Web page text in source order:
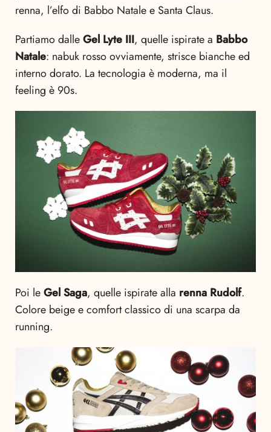
renna, l’elfo di Babbo Natale e Santa Claus.
Partiamo dalleGel Lyte III, quelle ispirate a Babbo
Natale: nabuk rosso ovviamente, strisce bianche ed
interno dorato. La tecnologia è moderna, ma il
feeling è 90s.
Poi leGel Saga, quelle ispirate alla renna Rudolf.
Colore beige e comfort classico di una scarpa da
running.